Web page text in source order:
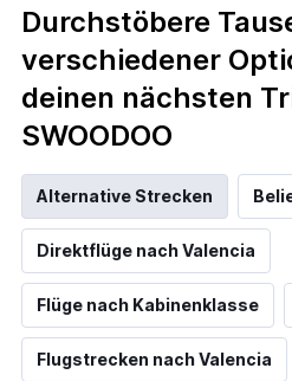
Durchstöbere
verschiedener
deinen nächsten
SWOODOO
Alternative Strecken
Direktflüge nach Valencia
Flüge nach Kabinenklasse
Flugstrecken nach Valencia